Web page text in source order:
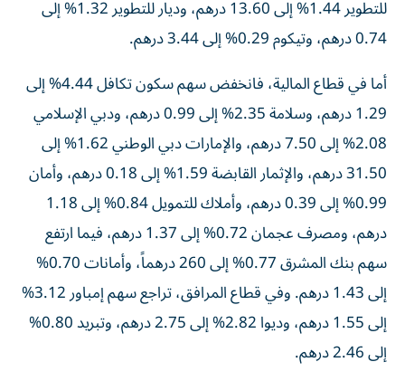
للتطوير 1.44% إلى 13.60 درهم، وديار للتطوير 1.32% إلى
0.74 درهم، وتيكوم 0.29% إلى 3.44 درهم.
أما في قطاع المالية، فانخفض سهم سكون تكافل 4.44% إلى
1.29 درهم، وسلامة 2.35% إلى 0.99 درهم، ودبي الإسلامي
2.08% إلى 7.50 درهم، والإمارات دبي الوطني 1.62% إلى
31.50 درهم، والإثمار القابضة 1.59% إلى 0.18 درهم، وأمان
0.99% إلى 0.39 درهم، وأملاك للتمويل 0.84% إلى 1.18
درهم، ومصرف عجمان 0.72% إلى 1.37 درهم، فيما ارتفع
سهم بنك المشرق 0.77% إلى 260 درهماً، وأمانات 0.70%
إلى 1.43 درهم. وفي قطاع المرافق، تراجع سهم إمباور 3.12%
إلى 1.55 درهم، وديوا 2.82% إلى 2.75 درهم، وتبريد 0.80%
إلى 2.46 درهم.